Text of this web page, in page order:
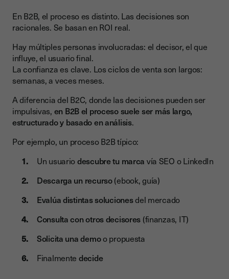
En B2B, el proceso es distinto. Las decisiones son
racionales. Se basan en ROI real.
Hay múltiples personas involucradas: el decisor, el que
influye, el usuario final.
La confianza es clave. Los ciclos de venta son largos:
semanas, a veces meses.
A diferencia del B2C, donde las decisiones pueden ser
impulsivas, en B2B el proceso suele ser más largo,
estructurado y basado en análisis.
Por ejemplo, un proceso B2B típico:
Un usuariodescubre tu marca vía SEO o LinkedIn
Descarga un recurso(ebook, guía)
Evalúa distintas solucionesdel mercado
Consulta con otros decisores (finanzas, IT)
Solicita una demoo propuesta
Finalmente decide